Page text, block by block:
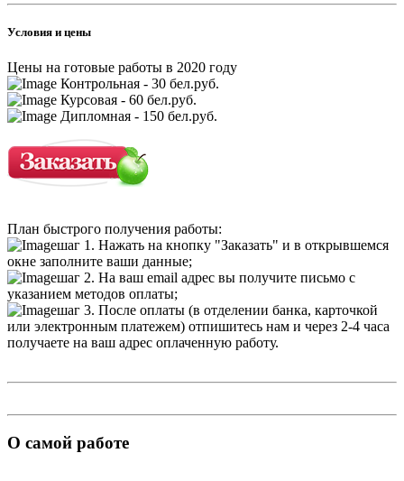
Условия и цены
Цены на готовые работы в 2020 году
Контрольная - 30 бел.руб.
Курсовая - 60 бел.руб.
Дипломная - 150 бел.руб.
План быстрого получения работы:
шаг 1. Нажать на кнопку "Заказать" и в открывшемся
окне заполните ваши данные;
шаг 2. На ваш email адрес вы получите письмо с
указанием методов оплаты;
шаг 3. После оплаты (в отделении банка, карточкой
или электронным платежем) отпишитесь нам и через 2-4 часа
получаете на ваш адрес оплаченную работу.
О самой работе